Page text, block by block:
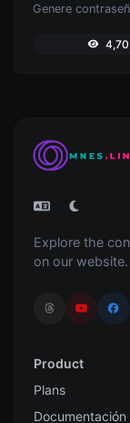
Explore the
on our website.
Product
Plans
Documentación